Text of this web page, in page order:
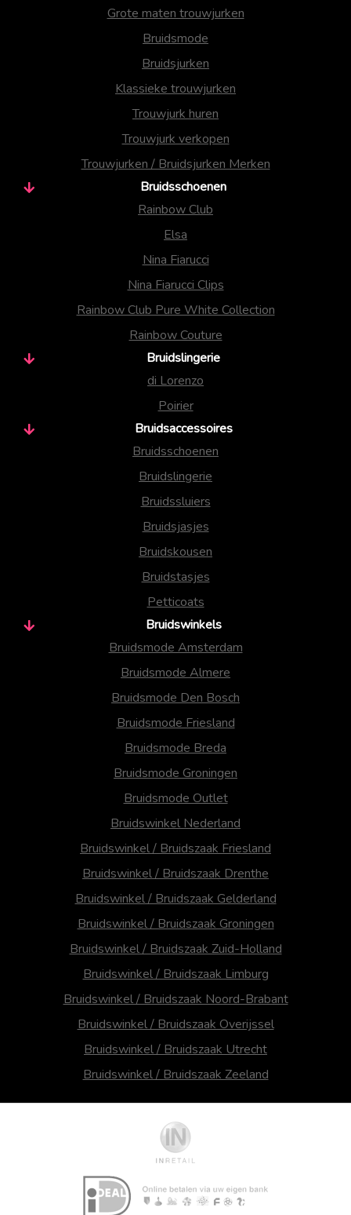
Grote maten trouwjurken
Bruidsmode
Bruidsjurken
Klassieke trouwjurken
Trouwjurk huren
Trouwjurk verkopen
Trouwjurken / Bruidsjurken Merken
Bruidsschoenen
Rainbow Club
Elsa
Nina Fiarucci
Nina Fiarucci Clips
Rainbow Club Pure White Collection
Rainbow Couture
Bruidslingerie
di Lorenzo
Poirier
Bruidsaccessoires
Bruidsschoenen
Bruidslingerie
Bruidssluiers
Bruidsjasjes
Bruidskousen
Bruidstasjes
Petticoats
Bruidswinkels
Bruidsmode Amsterdam
Bruidsmode Almere
Bruidsmode Den Bosch
Bruidsmode Friesland
Bruidsmode Breda
Bruidsmode Groningen
Bruidsmode Outlet
Bruidswinkel Nederland
Bruidswinkel / Bruidszaak Friesland
Bruidswinkel / Bruidszaak Drenthe
Bruidswinkel / Bruidszaak Gelderland
Bruidswinkel / Bruidszaak Groningen
Bruidswinkel / Bruidszaak Zuid-Holland
Bruidswinkel / Bruidszaak Limburg
Bruidswinkel / Bruidszaak Noord-Brabant
Bruidswinkel / Bruidszaak Overijssel
Bruidswinkel / Bruidszaak Utrecht
Bruidswinkel / Bruidszaak Zeeland